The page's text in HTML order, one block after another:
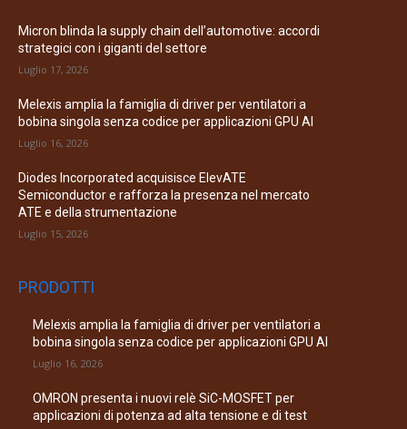
Micron blinda la supply chain dell’automotive: accordi
strategici con i giganti del settore
Luglio 17, 2026
Melexis amplia la famiglia di driver per ventilatori a
bobina singola senza codice per applicazioni GPU AI
Luglio 16, 2026
Diodes Incorporated acquisisce ElevATE
Semiconductor e rafforza la presenza nel mercato
ATE e della strumentazione
Luglio 15, 2026
PRODOTTI
Melexis amplia la famiglia di driver per ventilatori a
bobina singola senza codice per applicazioni GPU AI
Luglio 16, 2026
OMRON presenta i nuovi relè SiC-MOSFET per
applicazioni di potenza ad alta tensione e di test